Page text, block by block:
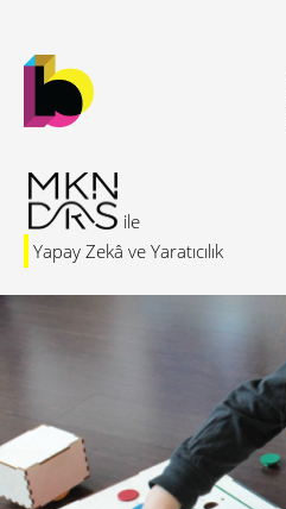
Yapay Zekâ ve Yaratıcılık